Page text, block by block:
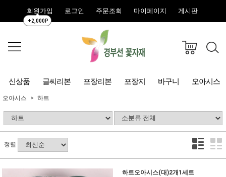
회원가입
+2,000P
로그인 주문조회 마이페이지 게시판
신상품 글씨리본 포장리본 포장지 바구니 오아시스
오아시스 하트
정렬
하트오아시스(대)2개1세트